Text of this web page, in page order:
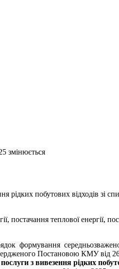
змінюється
рідких побутових відходів зі
постачання теплової енергії,
формування
Постановою КМУ від
послуги з вивезення рідких